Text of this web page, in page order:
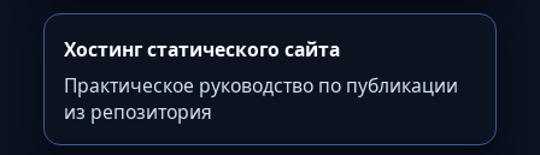
Хостинг статического сайта
Практическое руководство по публикации
из репозитория